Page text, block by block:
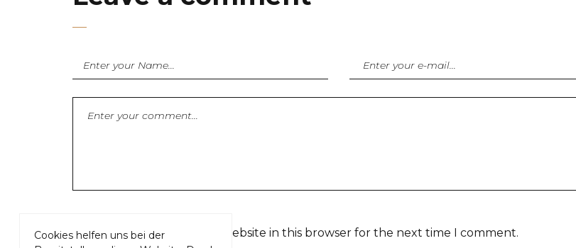
Cookies helfen uns bei der
Save my name, email, and website in this browser for the next time I comment.